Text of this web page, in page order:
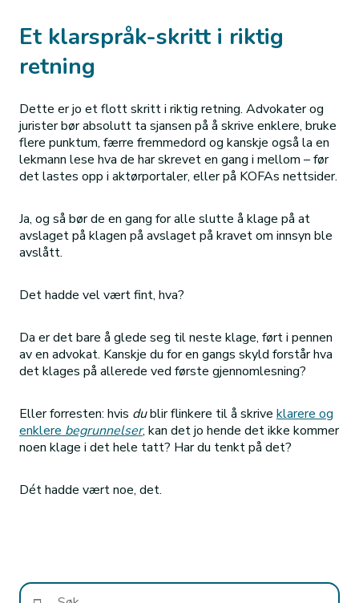
Et klarspråk-skritt i riktig
retning
Dette er jo et flott skritt i riktig retning. Advokater og
jurister bør absolutt ta sjansen på å skrive enklere, bruke
flere punktum, færre fremmedord og kanskje også la en
lekmann lese hva de har skrevet en gang i mellom – før
det lastes opp i aktørportaler, eller på KOFAs nettsider.
Ja, og så bør de en gang for alle slutte å klage på at
avslaget på klagen på avslaget på kravet om innsyn ble
avslått.
Det hadde vel vært fint, hva?
Da er det bare å glede seg til neste klage, ført i pennen
av en advokat. Kanskje du for en gangs skyld forstår hva
det klages på allerede ved første gjennomlesning?
Eller forresten: hvis dublir flinkere til å skrive klarere og
enklere begrunnelser, kan det jo hende det ikke kommer
noen klage i det hele tatt? Har du tenkt på det?
Dét hadde vært noe, det.
Søk